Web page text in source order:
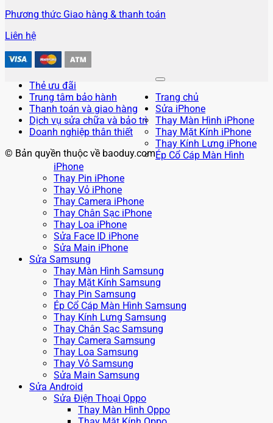
Phương thức Giao hàng & thanh toán
Liên hệ
Thẻ ưu đãi
Trung tâm bảo hành
Thanh toán và giao hàng
Dịch vụ sửa chữa và bảo trì
Doanh nghiệp thân thiết
© Bản quyền thuộc về baoduy.com
Trang chủ
Sửa iPhone
Thay Màn Hình iPhone
Thay Mặt Kính iPhone
Thay Kính Lưng iPhone
Ép Cổ Cáp Màn Hình
iPhone
Thay Pin iPhone
Thay Vỏ iPhone
Thay Camera iPhone
Thay Chân Sạc iPhone
Thay Loa iPhone
Sửa Face ID iPhone
Sửa Main iPhone
Sửa Samsung
Thay Màn Hình Samsung
Thay Mặt Kính Samsung
Thay Pin Samsung
Ép Cổ Cáp Màn Hình Samsung
Thay Kính Lưng Samsung
Thay Chân Sạc Samsung
Thay Camera Samsung
Thay Loa Samsung
Thay Vỏ Samsung
Sửa Main Samsung
Sửa Android
Sửa Điện Thoại Oppo
Thay Màn Hình Oppo